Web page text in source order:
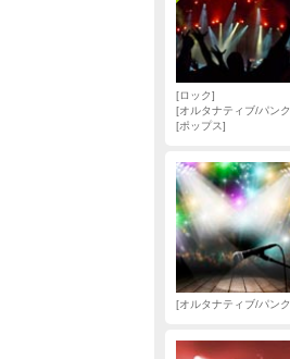
ロック
オルタナティブ/パンク
ポップス
オルタナティブ/パンク